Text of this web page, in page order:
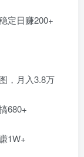
定日赚200+
，月入3.8万
680+
1W+